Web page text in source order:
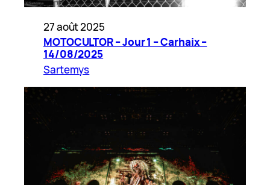
27 août 2025
MOTOCULTOR – Jour 1 – Carhaix –
14/08/2025
Sartemys